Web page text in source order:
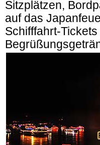
Sitzplätzen,
auf das
Schifffahrt-